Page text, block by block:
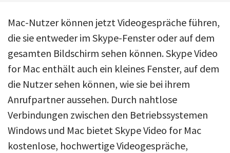
Mac-Nutzer können jetzt Videogespräche führen,
die sie entweder im Skype-Fenster oder auf dem
gesamten Bildschirm sehen können. Skype Video
for Mac enthält auch ein kleines Fenster, auf dem
die Nutzer sehen können, wie sie bei ihrem
Anrufpartner aussehen. Durch nahtlose
Verbindungen zwischen den Betriebssystemen
Windows und Mac bietet Skype Video for Mac
kostenlose, hochwertige Videogespräche,